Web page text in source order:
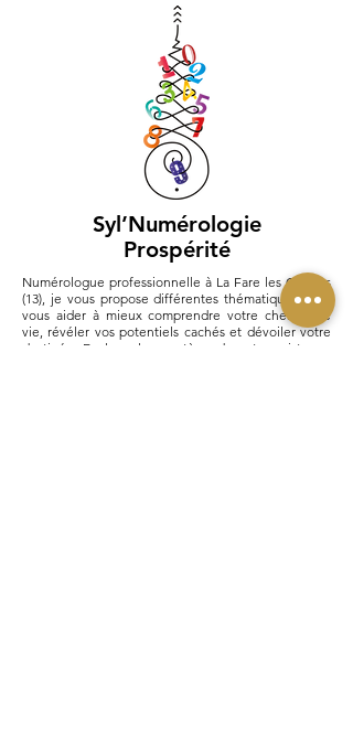
Syl’Numérologie
Prospérité
Numérologue professionnelle à La Fare les Oliviers
(13), je vous propose différentes thématiques pour
vous aider à mieux comprendre votre chemin de
vie, révéler vos potentiels cachés et dévoiler votre
destinée. Explorez les mystères de votre existence